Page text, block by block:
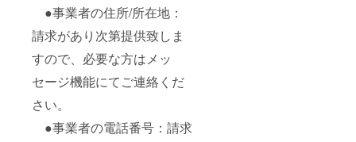
●事業者の住所/所在地：
請求があり次第提供致しま
すので、必要な方はメッ
セージ機能にてご連絡くだ
さい。
●事業者の電話番号：請求